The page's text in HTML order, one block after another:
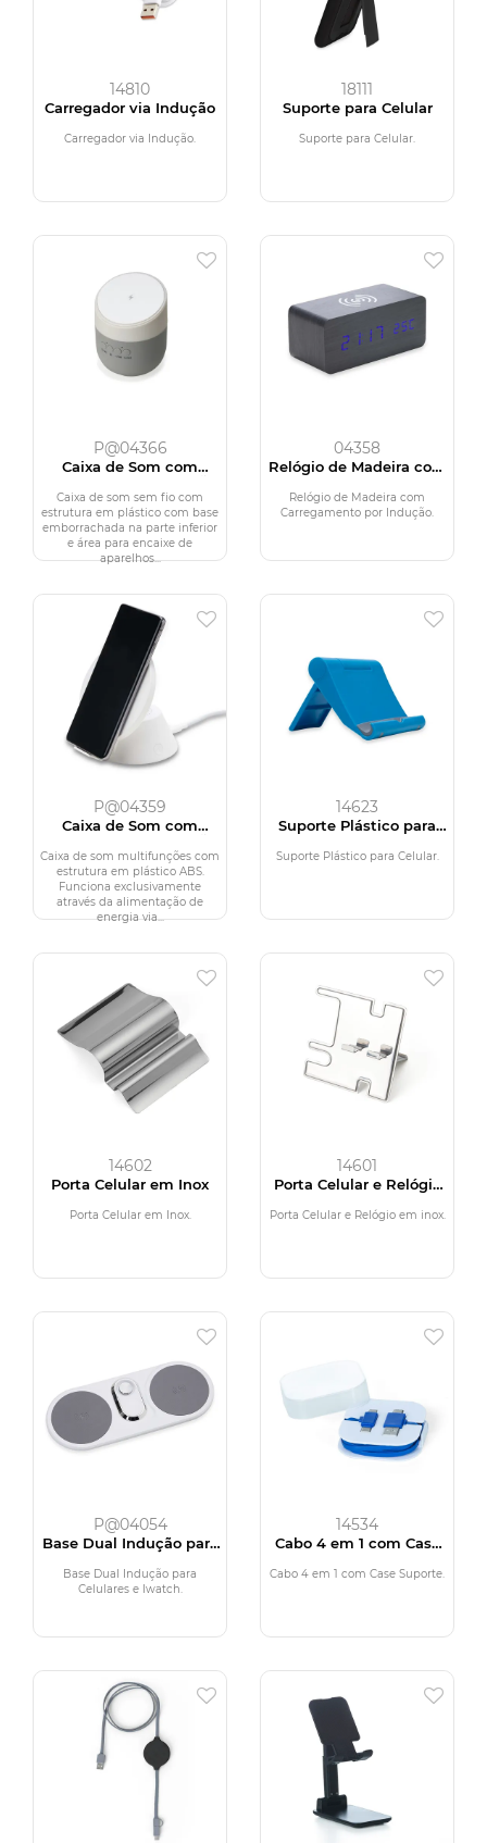
14810
Carregador via Indução
Carregador via Indução.
18111
Suporte para Celular
Suporte para Celular.
P@04366
Caixa de Som com
Caixa de som sem fio com
estrutura em plástico com base
emborrachada na parte inferior
e área para encaixe de
aparelhos...
04358
Relógio de Madeira com
Indução
Relógio de Madeira com
Carregamento por Indução.
P@04359
Caixa de Som com
Caixa de som multifunções com
estrutura em plástico ABS.
Funciona exclusivamente
através da alimentação de
energia via...
14623
Suporte Plástico para
Suporte Plástico para Celular.
14602
Porta Celular em Inox
Porta Celular em Inox.
14601
Porta Celular e Relógio
Porta Celular e Relógio em inox.
P@04054
Base Dual Indução para
Celulares e Iwatch
Base Dual Indução para
Celulares e Iwatch.
14534
Cabo 4 em 1 com Case
Cabo 4 em 1 com Case Suporte.